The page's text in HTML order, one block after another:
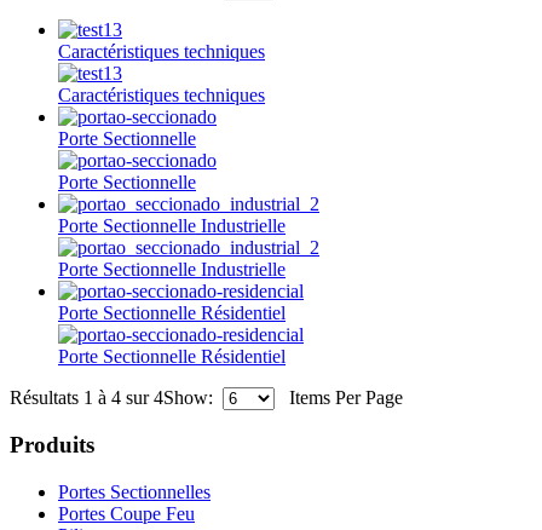
Caractéristiques techniques
Caractéristiques techniques
Porte Sectionnelle
Porte Sectionnelle
Porte Sectionnelle Industrielle
Porte Sectionnelle Industrielle
Porte Sectionnelle Résidentiel
Porte Sectionnelle Résidentiel
Résultats 1 à 4 sur 4Show: Items Per Page
Produits
Portes Sectionnelles
Portes Coupe Feu